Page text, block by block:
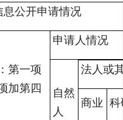
公开申请情况
第一项
加第四
申请人情况
自然
人
法人或
商业 科